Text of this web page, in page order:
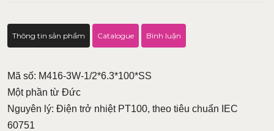
Thông tin sản phẩm Catalogue Bình luận
Mã số: M416-3W-1/2*6.3*100*SS
Một phần từ Đức
Nguyên lý: Điện trở nhiệt PT100, theo tiêu chuẩn IEC
60751